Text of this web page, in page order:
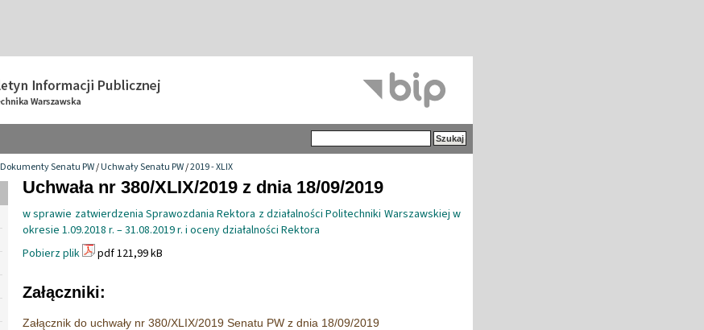
Dokumenty Senatu PW/Uchwały Senatu PW/2019 - XLIX
Uchwała nr 380/XLIX/2019 z dnia 18/09/2019
w sprawie zatwierdzenia Sprawozdania Rektora z działalności Politechniki Warszawskiej w
okresie 1.09.2018 r. – 31.08.2019 r. i oceny działalności Rektora
Pobierz plik
pdf 121,99 kB
Załączniki:
Załącznik do uchwały nr 380/XLIX/2019 Senatu PW z dnia 18/09/2019